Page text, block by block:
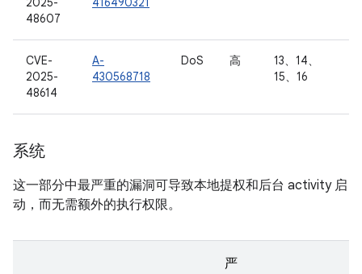
48607
CVE-
2025-
48614
A-
430568718
DoS 高
13、14、
15、16
系统
这一部分中最严重的漏洞可导致本地提权和后台 activity 启
动，而无需额外的执行权限。
严